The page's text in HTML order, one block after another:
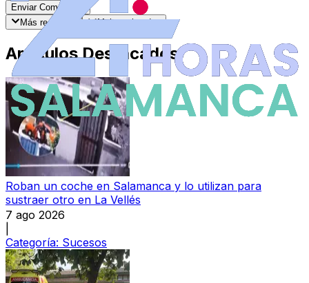
Enviar Comentario
Más recientes
Mejor valorados
Artículos Destacados
Roban un coche en Salamanca y lo utilizan para
sustraer otro en La Vellés
7 ago 2026
Categoría: Sucesos